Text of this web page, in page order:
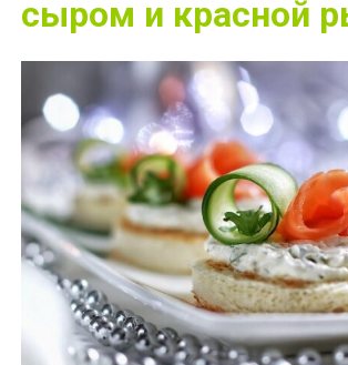
сыром и красной